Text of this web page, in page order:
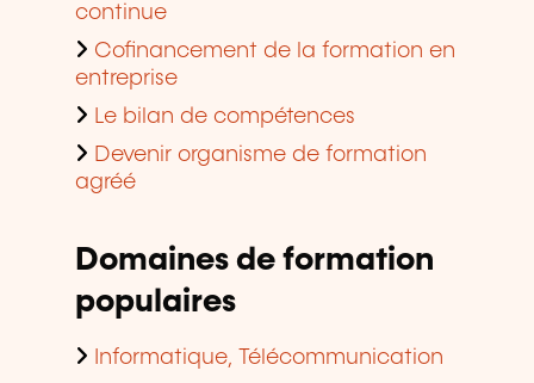
continue
Cofinancement de la formation en
entreprise
Le bilan de compétences
Devenir organisme de formation
agréé
Domaines de formation
populaires
Informatique, Télécommunication